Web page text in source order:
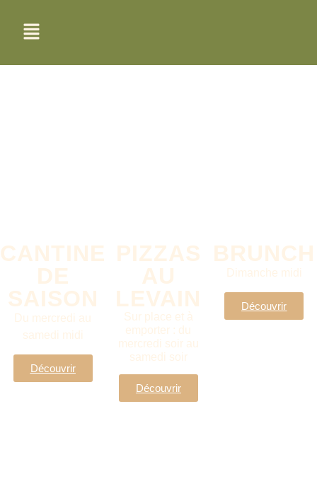
CANTINE
DE
SAISON
Du mercredi au
samedi midi
Découvrir
PIZZAS
AU
LEVAIN
Sur place et à
emporter : du
mercredi soir au
samedi soir
Découvrir
BRUNCH
Dimanche midi
Découvrir